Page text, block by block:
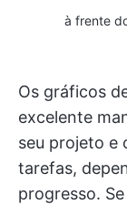
à frente
Os gráficos
excelente
seu projeto e
tarefas,
progresso.